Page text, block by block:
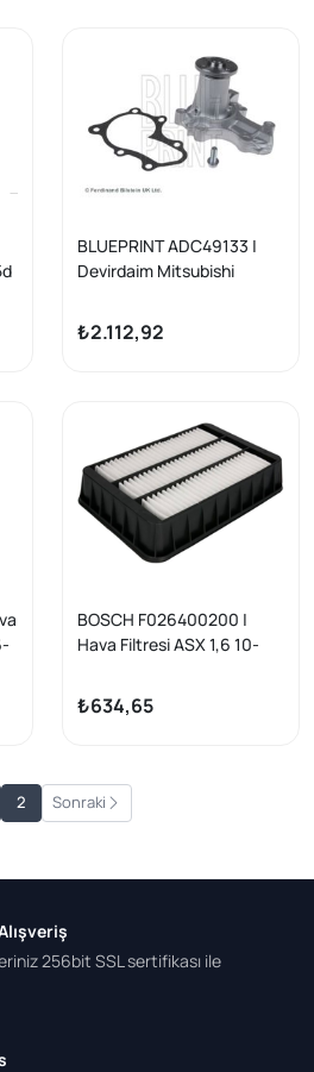
BLUEPRINT ADC49133 |
Devirdaim Mitsubishi
Star/Carisma 1.3-1.6
₺2.112,92
BOSCH F026400200 |
Hava Filtresi ASX 1,6 10-
2,0DT 06->Peugeot 4007
2,2 HDI 07-
₺634,65
2 Sonraki
256bit SSL sertifikası ile